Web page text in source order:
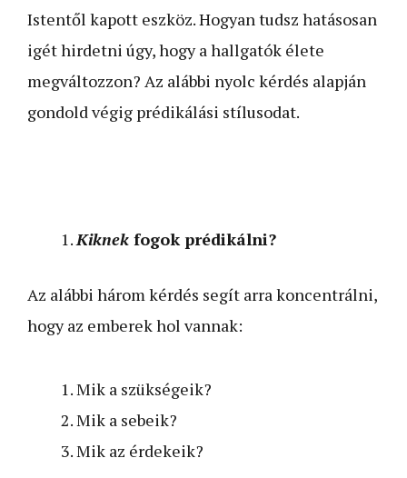
Istentől kapott eszköz. Hogyan tudsz hatásosan
igét hirdetni úgy, hogy a hallgatók élete
megváltozzon? Az alábbi nyolc kérdés alapján
gondold végig prédikálási stílusodat.
Kiknek fogok prédikálni?
Az alábbi három kérdés segít arra koncentrálni,
hogy az emberek hol vannak:
Mik a szükségeik?
Mik a sebeik?
Mik az érdekeik?